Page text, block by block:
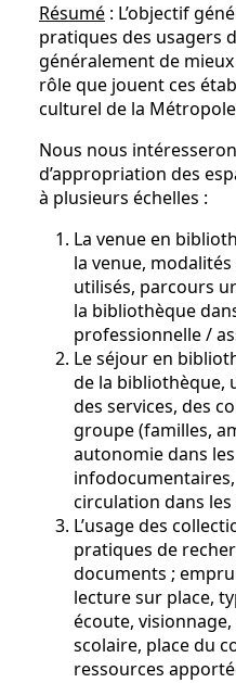
Résumé : L’objectif
pratiques des usagers
généralement de
rôle que jouent ces
culturel de la
Nous nous
d’appropriation des
à plusieurs échelles :
La venue en
la venue,
utilisés, parcours
la bibliothèque
professionnelle /
Le séjour en
de la bibliothèque,
des services, des
groupe (familles,
autonomie dans
circulation dans les
L’usage des
pratiques de
documents ;
lecture sur place,
écoute,
scolaire, place du
ressources